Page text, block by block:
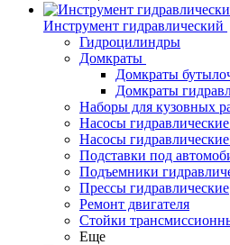
Инструмент гидравлический
Гидроцилиндры
Домкраты
Домкраты
Домкраты
Наборы для кузовных
Насосы
Насосы
Подставки под
Подъемники
Прессы гидравлические
Ремонт двигателя
Стойки
Еще